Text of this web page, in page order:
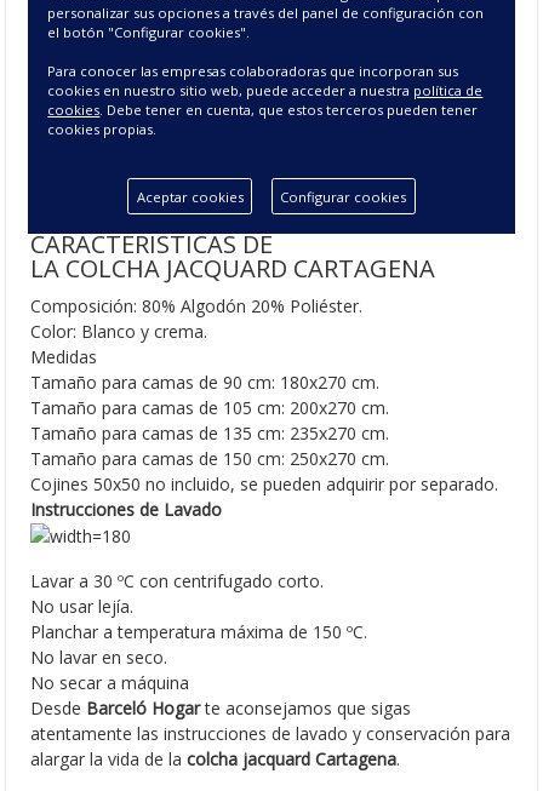
Colcha Jacquard Cartagena - Colcha y
Cubrecama de Entretiempo
Tenemos disponibles los
el conjunto del dormitorio.
CARACTERÍSTICAS DE
LA COLCHA JACQUARD CARTAGENA
Composición: 80% Algodón 20% Poliéster.
Color: Blanco y crema.
Medidas
Tamaño para camas de 90 cm: 180x270 cm.
Tamaño para camas de 105 cm: 200x270 cm.
Tamaño para camas de 135 cm: 235x270 cm.
Tamaño para camas de 150 cm: 250x270 cm.
Cojines 50x50 no incluido, se pueden adquirir por separado.
Instrucciones de Lavado
Lavar a 30 ºC con centrifugado corto.
No usar lejía.
Planchar a temperatura máxima de 150 ºC.
No lavar en seco.
No secar a máquina
Desde Barceló Hogarte aconsejamos que sigas
atentamente las instrucciones de lavado y conservación para
alargar la vida de lacolcha jacquard Cartagena.
personalizar sus opciones a través del panel de configuración con
el botón "Configurar cookies".
Para conocer las empresas colaboradoras que incorporan sus
cookies en nuestro sitio web, puede acceder a nuestra política de
cookies. Debe tener en cuenta, que estos terceros pueden tener
cookies propias.
Aceptar cookies Configurar cookies